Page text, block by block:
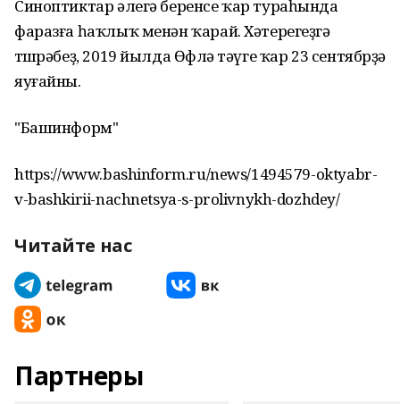
Синоптиктар әлегә беренсе ҡар тураһында
фаразға һаҡлыҡ менән ҡарай. Хәтерегеҙгә
төшөрәбеҙ, 2019 йылда Өфөлә тәүге ҡар 23 сентябрҙә
яуғайны.
"Башинформ"
https://www.bashinform.ru/news/1494579-oktyabr-
v-bashkirii-nachnetsya-s-prolivnykh-dozhdey/
Читайте нас
Партнеры